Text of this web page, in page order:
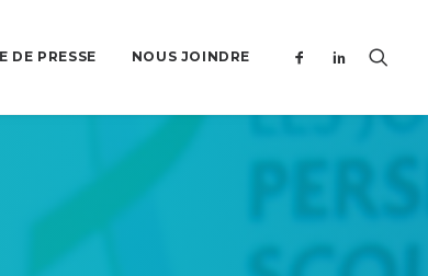
DE PRESSE NOUS JOINDRE